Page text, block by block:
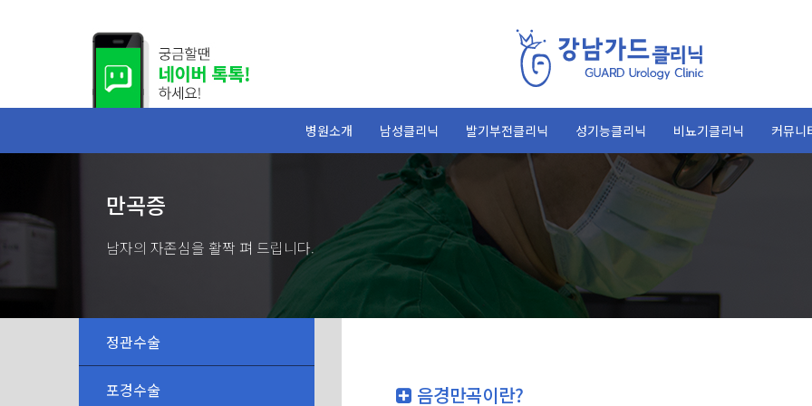
병원소개 남성클리닉 발기부전클리닉 성기능클리닉 비뇨기클리닉 커뮤니
만곡증
남자의 자존심을 활짝 펴 드립니다.
정관수술
포경수술 음경만곡이란?